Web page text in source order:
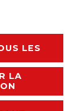
LES
LA